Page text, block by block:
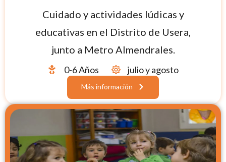
Cuidado y actividades lúdicas y
educativas en el Distrito de Usera,
junto a Metro Almendrales.
0-6 Años julio y agosto
Más información